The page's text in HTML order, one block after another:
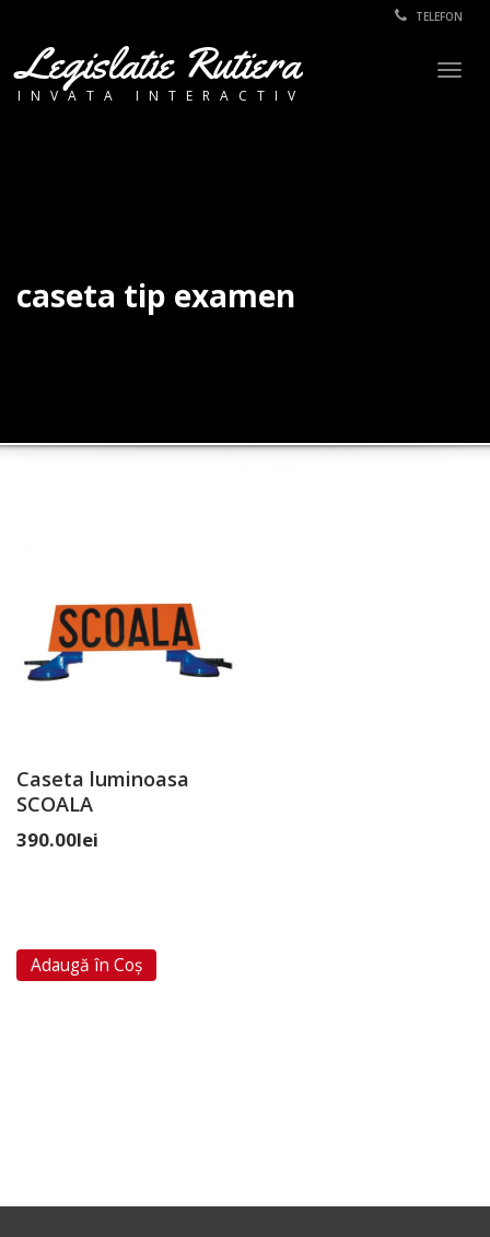
TELEFON
Legislatie Rutiera
INVATA INTERACTIV
caseta tip examen
Caseta luminoasa
SCOALA
390.00lei
Adaugă în Coș